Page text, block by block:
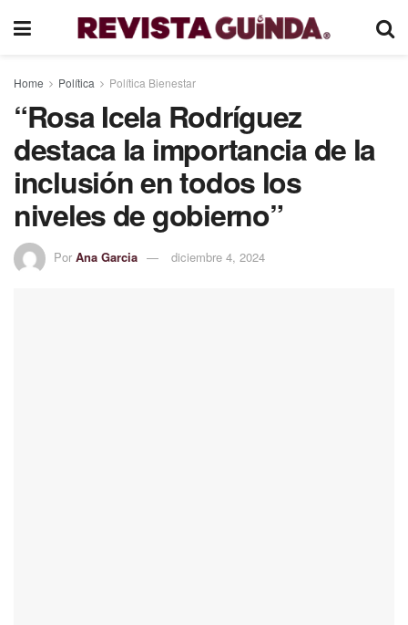
Home Política Política Bienestar
“Rosa Icela Rodríguez
destaca la importancia de la
inclusión en todos los
niveles de gobierno”
Por Ana Garcia diciembre 4, 2024